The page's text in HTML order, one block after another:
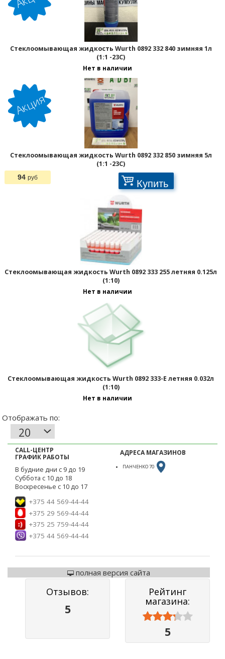
Стеклоомывающая жидкость Wurth 0892 332 840 зимняя 1л
(1:1 -23С)
Нет в наличии
Стеклоомывающая жидкость Wurth 0892 332 850 зимняя 5л
(1:1 -23С)
94 руб Купить
Стеклоомывающая жидкость Wurth 0892 333 255 летняя 0.125л
(1:10)
Нет в наличии
Стеклоомывающая жидкость Wurth 0892 333-E летняя 0.032л
(1:10)
Нет в наличии
Отображать по:
CALL-ЦЕНТР
ГРАФИК РАБОТЫ
В будние дни с 9 до 19
Суббота с 10 до 18
Воскресенье с 10 до 17
+375 44 569-44-44
+375 29 569-44-44
+375 25 759-44-44
+375 44 569-44-44
АДРЕСА МАГАЗИНОВ
ПАНЧЕНКО 70
полная версия сайта
Отзывов:
5
Рейтинг
магазина:



5